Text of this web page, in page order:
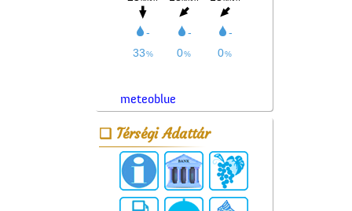
meteoblue
Térségi Adattár